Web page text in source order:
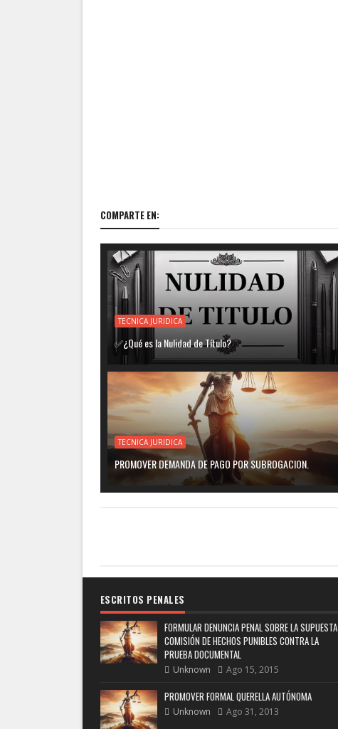
COMPARTE EN:
TECNICA JURIDICA
✅¿Qué es la Nulidad de Título?
TECNICA JURIDICA
PROMOVER DEMANDA DE PAGO POR SUBROGACION.
ESCRITOS PENALES
FORMULAR DENUNCIA PENAL SOBRE LA SUPUESTA
COMISIÓN DE HECHOS PUNIBLES CONTRA LA
PRUEBA DOCUMENTAL
Unknown Ago 15, 2015
PROMOVER FORMAL QUERELLA AUTÓNOMA
Unknown Ago 31, 2013